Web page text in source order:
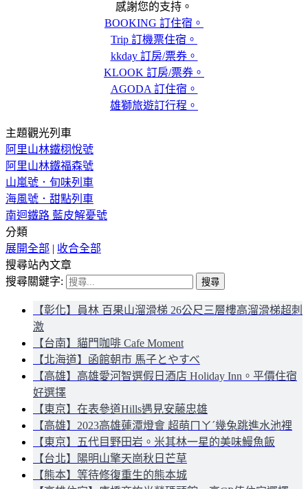
感謝您的支持。
BOOKING 訂住宿。
Trip 訂機票住宿。
kkday 訂房/票券。
KLOOK 訂房/票券。
AGODA 訂住宿。
雄獅旅遊訂行程。
主題觀光列車
阿里山林鐵栩悅號
阿里山林鐵福森號
山嵐號．旬味列車
海風號．甜點列車
南迴鐵路 藍皮解憂號
分類
展開全部 | 收合全部
搜尋站內文章
搜尋關鍵字:
【彰化】員林 百果山溜滑梯 26公尺三層樓高溜滑梯超刺
激
【台南】貓門咖啡 Cafe Moment
【北海道】函館朝市 馬子とやすべ
【高雄】高雄愛河智選假日酒店 Holiday Inn。平價住宿
好選擇
【東京】在表參道Hills遇見安藤忠雄
【高雄】2023高雄蓮潭燈會 超萌ㄇㄚˊ幾兔跳進水池裡
【東京】五代目野田岩。米其林一星的美味鰻魚飯
【台北】陽明山擎天崗秋日芒草
【熊本】等待修復重生的熊本城